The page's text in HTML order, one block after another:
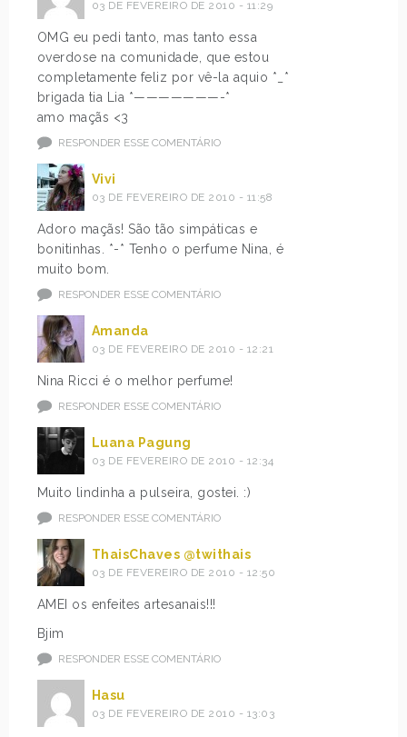
03 DE FEVEREIRO DE 2010 - 11:29
OMG eu pedi tanto, mas tanto essa
overdose na comunidade, que estou
completamente feliz por vê-la aquio *_*
brigada tia Lia *———————-*
amo maçãs <3
RESPONDER ESSE COMENTÁRIO
Vivi
03 DE FEVEREIRO DE 2010 - 11:58
Adoro maçãs! São tão simpáticas e
bonitinhas. *-* Tenho o perfume Nina, é
muito bom.
RESPONDER ESSE COMENTÁRIO
Amanda
03 DE FEVEREIRO DE 2010 - 12:21
Nina Ricci é o melhor perfume!
RESPONDER ESSE COMENTÁRIO
Luana Pagung
03 DE FEVEREIRO DE 2010 - 12:34
Muito lindinha a pulseira, gostei. :)
RESPONDER ESSE COMENTÁRIO
ThaisChaves @twithais
03 DE FEVEREIRO DE 2010 - 12:50
AMEI os enfeites artesanais!!!
Bjim
RESPONDER ESSE COMENTÁRIO
Hasu
03 DE FEVEREIRO DE 2010 - 13:03